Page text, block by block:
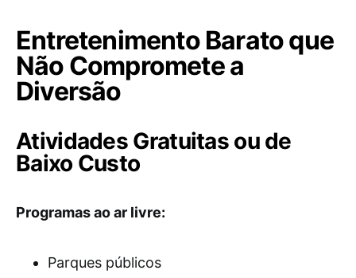
Entretenimento Barato que
Não Compromete a
Diversão
Atividades Gratuitas ou de
Baixo Custo
Programas ao ar livre:
Parques públicos